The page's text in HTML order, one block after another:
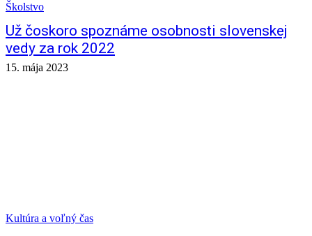
Školstvo
Už čoskoro spoznáme osobnosti slovenskej
vedy za rok 2022
15. mája 2023
Kultúra a voľný čas